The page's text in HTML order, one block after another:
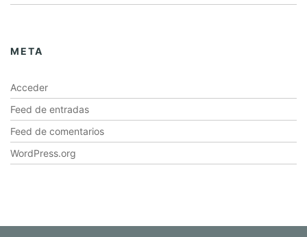
META
Acceder
Feed de entradas
Feed de comentarios
WordPress.org